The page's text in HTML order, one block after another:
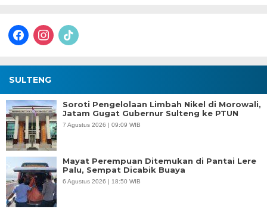
facebookinstagram
tiktok
SULTENG
Soroti Pengelolaan Limbah Nikel di Morowali,
Jatam Gugat Gubernur Sulteng ke PTUN
7 Agustus 2026 | 09:09 WIB
Mayat Perempuan Ditemukan di Pantai Lere
Palu, Sempat Dicabik Buaya
6 Agustus 2026 | 18:50 WIB